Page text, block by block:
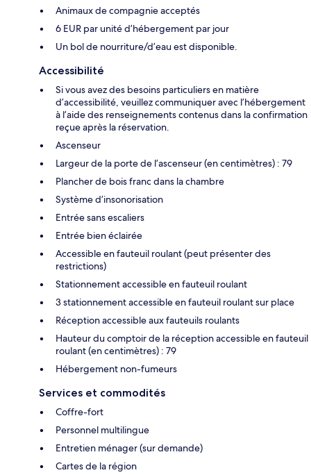
Animaux de compagnie acceptés
6 EUR par unité d’hébergement par jour
Un bol de nourriture/d’eau est disponible.
Accessibilité
Si vous avez des besoins particuliers en matière
d’accessibilité, veuillez communiquer avec l’hébergement
à l’aide des renseignements contenus dans la confirmation
reçue après la réservation.
Ascenseur
Largeur de la porte de l’ascenseur (en centimètres) : 79
Plancher de bois franc dans la chambre
Système d’insonorisation
Entrée sans escaliers
Entrée bien éclairée
Accessible en fauteuil roulant (peut présenter des
restrictions)
Stationnement accessible en fauteuil roulant
3 stationnement accessible en fauteuil roulant sur place
Réception accessible aux fauteuils roulants
Hauteur du comptoir de la réception accessible en fauteuil
roulant (en centimètres) : 79
Hébergement non-fumeurs
Services et commodités
Coffre-fort
Personnel multilingue
Entretien ménager (sur demande)
Cartes de la région